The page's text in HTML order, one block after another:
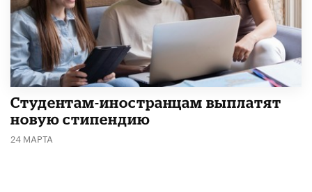
Студентам-иностранцам выплатят
новую стипендию
24 МАРТА